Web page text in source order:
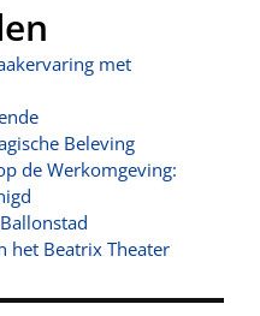
met
Beleving
de Werkomgeving:
het Beatrix Theater